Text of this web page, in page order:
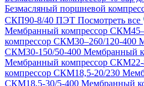
Безмасляный поршневой
СКП90-8/40 ПЭТ Посмотреть все
Мембранный компрессор
компрессор СКМ30–260/120-400
СКМ30-150/50-400 Мембранный
Мембранный компрессор СКМ22-
компрессор СКМ18,5-20/230
СКМ18,5-30/5-400 Мембранный